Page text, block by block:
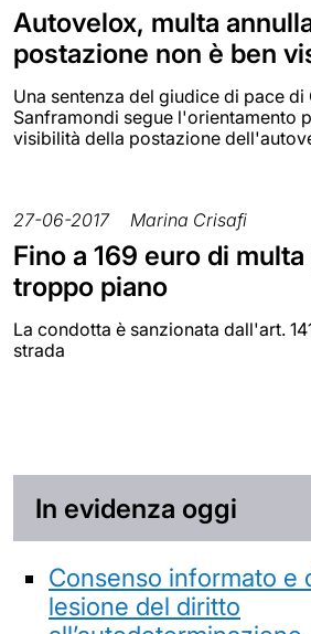
Autovelox, multa
postazione non è ben
Una sentenza del giudice di pace di
Sanframondi segue l'orientamento
visibilità della postazione
27-06-2017 Marina Crisafi
Fino a 169 euro di
troppo piano
La condotta è sanzionata dall'art.
strada
In evidenza oggi
Consenso informato e
lesione del diritto